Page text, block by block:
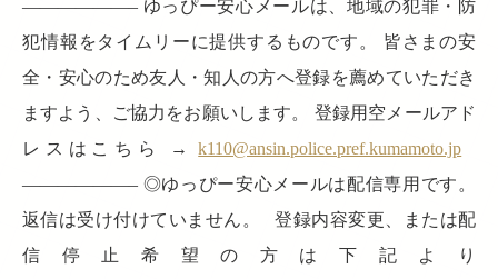
——————– ゆっぴー安心メールは、地域の犯罪・防
犯情報をタイムリーに提供するものです。 皆さまの安
全・安心のため友人・知人の方へ登録を薦めていただき
ますよう、ご協力をお願いします。 登録用空メールアド
レスはこちら →k110@ansin.police.pref.kumamoto.jp
——————– ◎ゆっぴー安心メールは配信専用です。
返信は受け付けていません。 登録内容変更、または配
信停止希望の方は下記より